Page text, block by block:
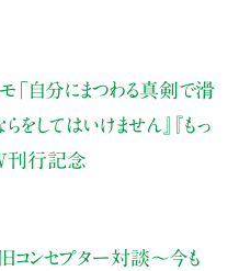
「自分にまつわる真剣で滑
をしてはいけません』『もっ
刊行記念
コンセプター対談～今も